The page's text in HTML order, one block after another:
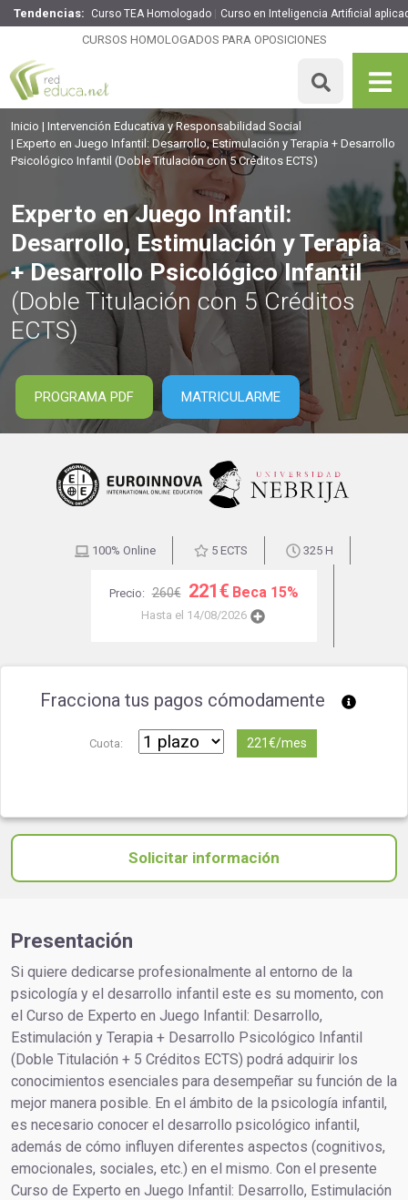
Tendencias: Curso TEA Homologado Curso en Inteligencia Artificial
CURSOS HOMOLOGADOS PARA OPOSICIONES
Experto en Juego Infantil: Desarrollo, Estimulación y
Terapia + Desarrollo Psicológico Infantil
325 H
Inicio
Intervención Educativa y Responsabilidad Social
Experto en Juego Infantil: Desarrollo, Estimulación y Terapia + Desarrollo
Psicológico Infantil (Doble Titulación con 5 Créditos ECTS)
Experto en Juego Infantil:
Desarrollo, Estimulación y Terapia
+ Desarrollo Psicológico Infantil
(Doble Titulación con 5 Créditos
ECTS)
PROGRAMA PDF MATRICULARME
100% Online 5 ECTS 325 H
Precio: 260€ 221€ Beca 15%
Hasta el 14/08/2026
Fracciona tus pagos cómodamente
Cuota: 221€/mes
Solicitar información
Presentación
Si quiere dedicarse profesionalmente al entorno de la
psicología y el desarrollo infantil este es su momento, con
el Curso de Experto en Juego Infantil: Desarrollo,
Estimulación y Terapia + Desarrollo Psicológico Infantil
(Doble Titulación + 5 Créditos ECTS) podrá adquirir los
conocimientos esenciales para desempeñar su función de la
mejor manera posible. En el ámbito de la psicología infantil,
es necesario conocer el desarrollo psicológico infantil,
además de cómo influyen diferentes aspectos (cognitivos,
emocionales, sociales, etc.) en el mismo. Con el presente
Curso de Experto en Juego Infantil: Desarrollo, Estimulación